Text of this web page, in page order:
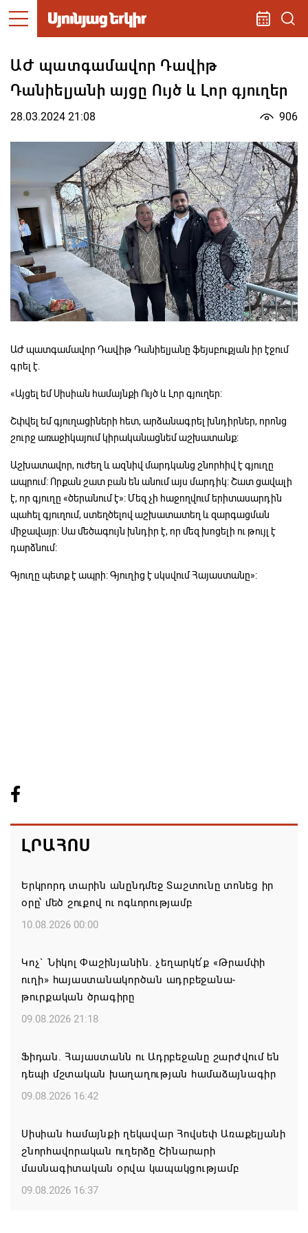
ԱԺ պատգամավոր Դավիթ
Դանիելյանի այցը Ույծ և Լոր գյուղեր
28.03.2024 21:08 906
ԱԺ պատգամավոր Դավիթ Դանիելյանը ֆեյսբուքյան իր էջում
գրել է.
«Այցել եմ Սիսիան համայնքի Ույծ և Լոր գյուղեր:
Շփվել եմ գյուղացիների հետ, արձանագրել խնդիրներ, որոնց
շուրջ առաջիկայում կիրականացնեմ աշխատանք:
Աշխատավոր, ուժեղ և ազնիվ մարդկանց շնորհիվ է գյուղը
ապրում: Որքան շատ բան են անում այս մարդիկ: Շատ ցավալի
է, որ գյուղը «ծերանում է»: Մեզ չի հաջողվում երիտասարդին
պահել գյուղում, ստեղծելով աշխատատեղ և զարգացման
միջավայր: Սա մեծագույն խնդիր է, որ մեզ խոցելի ու թույլ է
դարձնում:
Գյուղը պետք է ապրի: Գյուղից է սկսվում Հայաստանը»:
ԼՐԱՀՈՍ
Երկրորդ տարին անընդմեջ Տաշտունը տոնեց իր
օրը՝ մեծ շուքով ու ոգևորությամբ
10.08.2026 00:00
Կոչ` Նիկոլ Փաշինյանին. չեղարկե՛ք «Թրամփի
ուղի» հայաստանակործան ադրբեջանա-
թուրքական ծրագիրը
09.08.2026 21:18
Ֆիդան. Հայաստանն ու Ադրբեջանը շարժվում են
դեպի մշտական խաղաղության համաձայնագիր
09.08.2026 16:42
Սիսիան համայնքի ղեկավար Հովսեփ Առաքելյանի
շնորհավորական ուղերձը Շինարարի
մասնագիտական օրվա կապակցությամբ
09.08.2026 16:37